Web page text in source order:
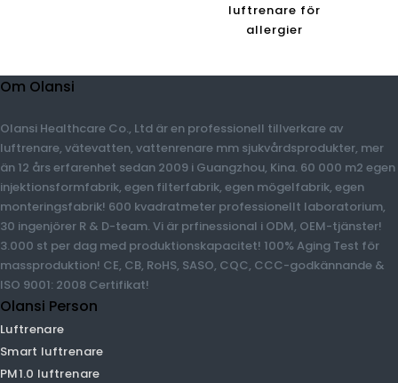
luftrenare för
allergier
Olansi Healthcare Co., Ltd är en professionell tillverkare av
luftrenare, vätevatten, vattenrenare mm sjukvårdsprodukter,
mer än 12 års erfarenhet sedan 2009 i Guangzhou, Kina. 60 000
m2 egen injektionsformfabrik, egen filterfabrik, egen
mögelfabrik, egen monteringsfabrik! 600 kvadratmeter
professionellt laboratorium, 30 ingenjörer R & D-team. Vi är
prfinessional i ODM, OEM-tjänster! 3.000 st per dag med
produktionskapacitet! 100% Aging Test för massproduktion! CE,
CB, RoHS, SASO, CQC, CCC-godkännande & ISO 9001: 2008
Certifikat!